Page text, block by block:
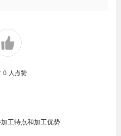
0 人点赞
加工特点和加工优势